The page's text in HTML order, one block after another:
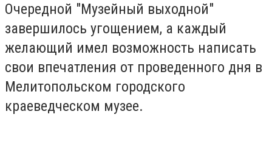
Очередной "Музейный выходной"
завершилось угощением, а каждый
желающий имел возможность написать
свои впечатления от проведенного дня в
Мелитопольском городского
краеведческом музее.